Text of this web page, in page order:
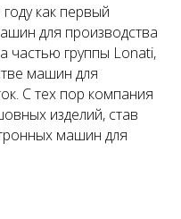
как первый
для производства
частью группы Lonati,
машин для
С тех пор компания
изделий, став
машин для